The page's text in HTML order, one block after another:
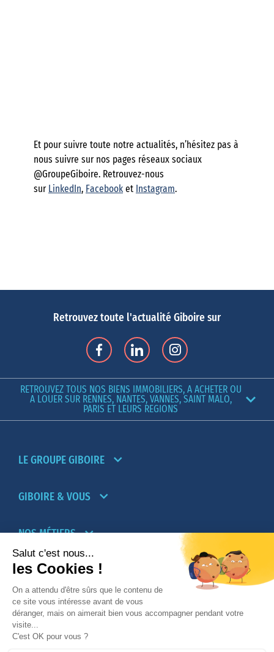
Et pour suivre toute notre actualités, n’hésitez pas à
nous suivre sur nos pages réseaux sociaux
@GroupeGiboire. Retrouvez-nous
sur LinkedIn, Facebook et Instagram.
Retrouvez toute l'actualité Giboire sur
RETROUVEZ TOUS NOS BIENS IMMOBILIERS, A ACHETER OU
A LOUER SUR RENNES, NANTES, VANNES, SAINT MALO,
PARIS ET LEURS REGIONS
LE GROUPE GIBOIRE
GIBOIRE & VOUS
NOS MÉTIERS
PARTENAIRES
NOTRE RÉSEAU D’AGENCES TRANSACTION-
LOCATION